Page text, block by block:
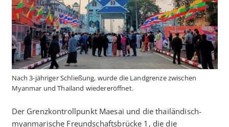
Nach 3-jähriger Schließung, wurde die Landgrenze zwischen
Myanmar und Thailand wiedereröffnet.
Der Grenzkontrollpunkt Maesai und die thailändisch-
myanmarische Freundschaftsbrücke 1, die die